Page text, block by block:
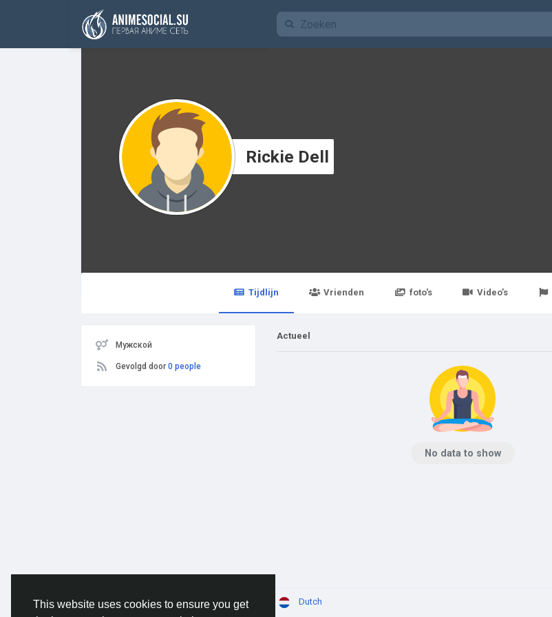
This website uses cookies to ensure you get
Funding
Rickie Dell
Tijdlijn Vrienden foto's Video’s
Мужской
Gevolgd door 0 people
Actueel
No data to show
© 2026 AnimeSocial.SU - Первая аниме сеть! Dutch